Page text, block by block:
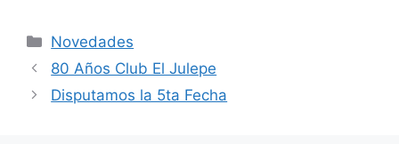
Categorías
Novedades
80 Años Club El Julepe
Disputamos la 5ta Fecha